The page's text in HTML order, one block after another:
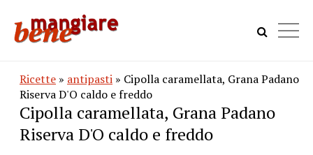
Ricette » antipasti » Cipolla caramellata, Grana Padano
Riserva D'O caldo e freddo
Cipolla caramellata, Grana Padano
Riserva D'O caldo e freddo